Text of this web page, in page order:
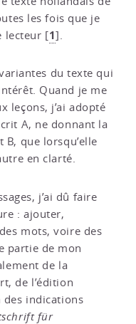
les fois que je
lecteur [1].
du texte qui
Quand je me
leçons, j’ai adopté
A, ne donnant la
que lorsqu’elle
en clarté.
j’ai dû faire
: ajouter,
mots, voire des
partie de mon
de la
de l’édition
des indications
für